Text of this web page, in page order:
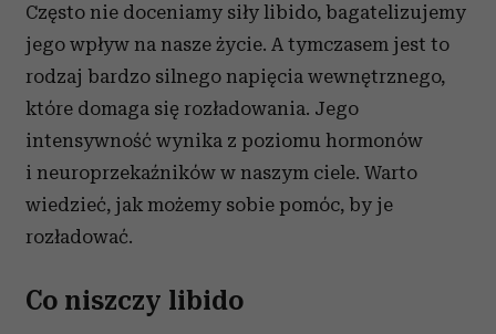
Często nie doceniamy siły libido, bagatelizujemy
jego wpływ na nasze życie. A tymczasem jest to
rodzaj bardzo silnego napięcia wewnętrznego,
które domaga się rozładowania. Jego
intensywność wynika z poziomu hormonów
i neuroprzekaźników w naszym ciele. Warto
wiedzieć, jak możemy sobie pomóc, by je
rozładować.
Co niszczy libido